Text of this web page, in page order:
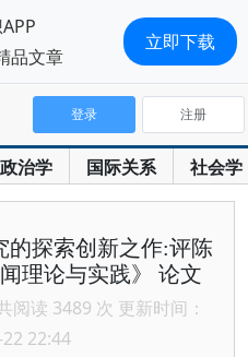
政治学 国际关系 社会学
登录 注册
的探索创新之作:评陈
理论与实践》 论文
阅读 3489 次 更新时间：
22:44
品文章
立即下载